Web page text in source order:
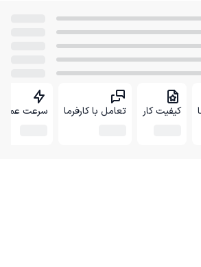
کیفیت کار تعامل با کارفرما سرعت عمل